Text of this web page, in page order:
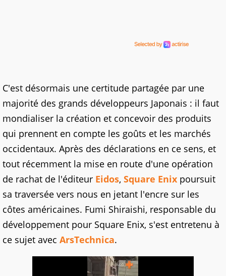
C'est désormais une certitude partagée par une
majorité des grands développeurs Japonais : il faut
mondialiser la création et concevoir des produits
qui prennent en compte les goûts et les marchés
occidentaux. Après des déclarations en ce sens, et
tout récemment la mise en route d'une opération
de rachat de l'éditeur Eidos, Square Enix poursuit
sa traversée vers nous en jetant l'encre sur les
côtes américaines. Fumi Shiraishi, responsable du
développement pour Square Enix, s'est entretenu à
ce sujet avec ArsTechnica.